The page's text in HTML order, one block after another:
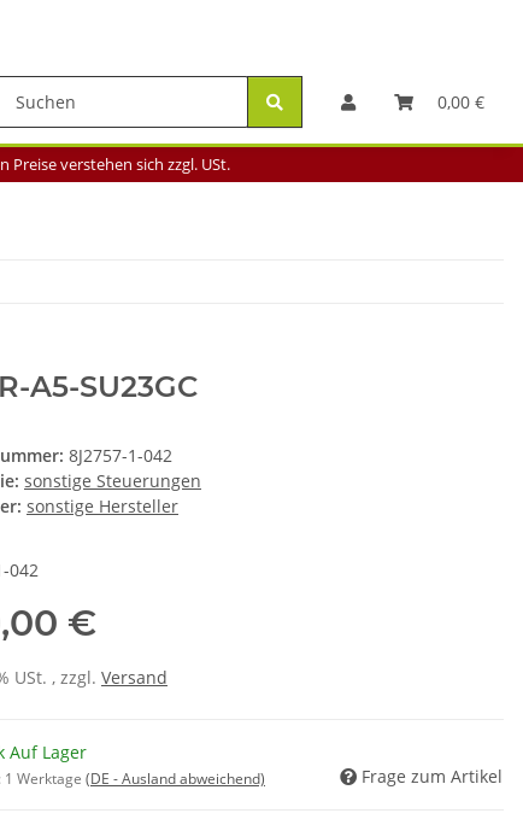
0,00 €
verstehen sich zzgl. USt.
A5-SU23GC
8J2757-1-042
sonstige Steuerungen
sonstige Hersteller
042
€
USt. , zzgl. Versand
Auf Lager
1 Werktage (DE - Ausland abweichend) Frage zum Artikel